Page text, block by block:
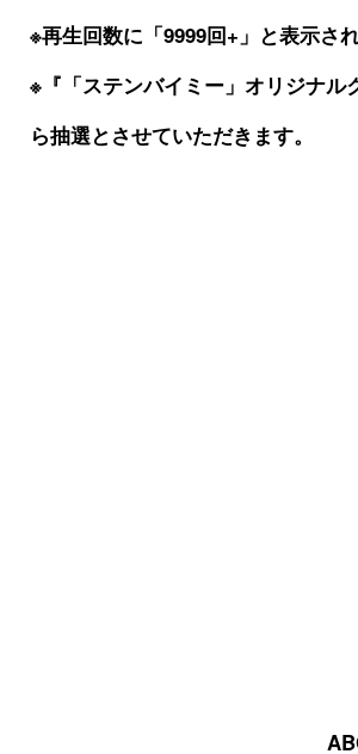
※再生回数に「9999回+」と表示さ
※『「ステンバイミー」オリジナル
ら抽選とさせていただきます。